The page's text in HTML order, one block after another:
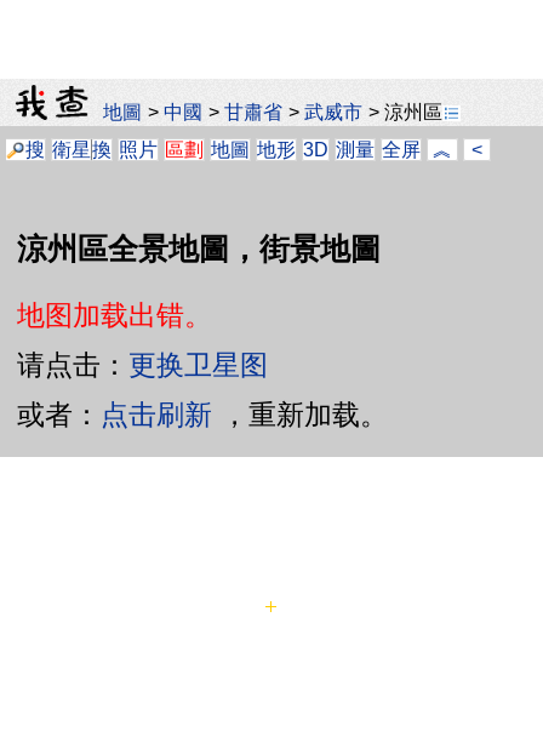
地圖 >中國 >甘肅省 >武威市 >涼州區
搜 衛星換 照片 區劃 地圖 地形 3D 測量 全屏 ︽ <
涼州區全景地圖，街景地圖
地图加载出错。
请点击： 更换卫星图
或者： 点击刷新 ，重新加载。